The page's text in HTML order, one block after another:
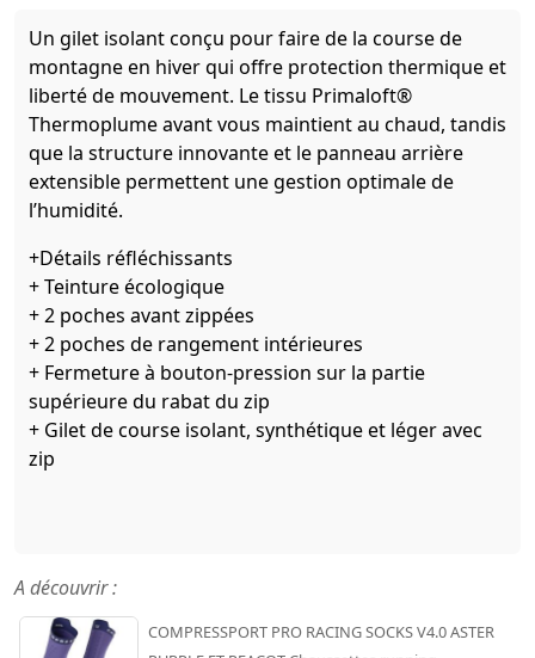
Un gilet isolant conçu pour faire de la course de
montagne en hiver qui offre protection thermique et
liberté de mouvement. Le tissu Primaloft®
Thermoplume avant vous maintient au chaud, tandis
que la structure innovante et le panneau arrière
extensible permettent une gestion optimale de
l’humidité.
+Détails réfléchissants
+ Teinture écologique
+ 2 poches avant zippées
+ 2 poches de rangement intérieures
+ Fermeture à bouton-pression sur la partie
supérieure du rabat du zip
+ Gilet de course isolant, synthétique et léger avec
zip
A découvrir :
COMPRESSPORT PRO RACING SOCKS V4.0 ASTER